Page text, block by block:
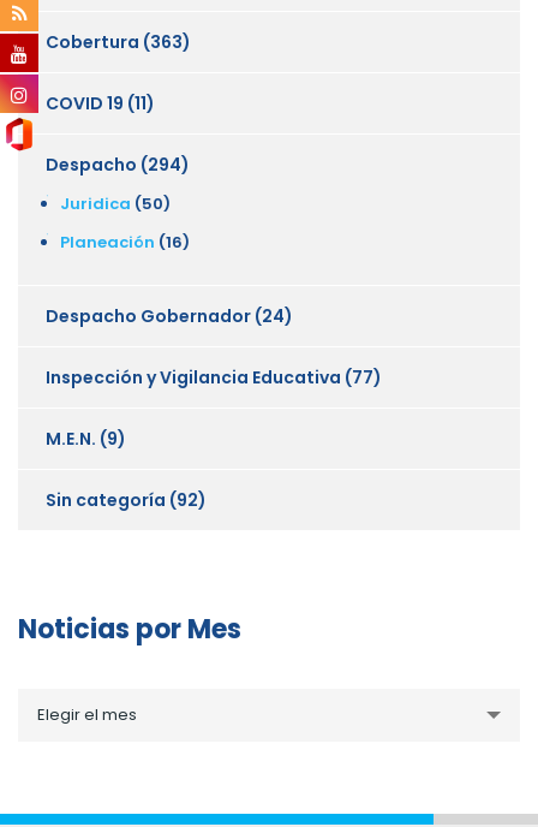
Cobertura (363)
COVID 19 (11)
Despacho (294)
Juridica (50)
Planeación (16)
Despacho Gobernador (24)
Inspección y Vigilancia Educativa (77)
M.E.N. (9)
Sin categoría (92)
Noticias por Mes
porElegir el mes